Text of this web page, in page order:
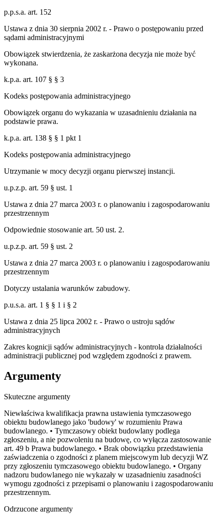
p.p.s.a. art. 152
Ustawa z dnia 30 sierpnia 2002 r. - Prawo o postępowaniu przed
sądami administracyjnymi
Obowiązek stwierdzenia, że zaskarżona decyzja nie może być
wykonana.
k.p.a. art. 107 § § 3
Kodeks postępowania administracyjnego
Obowiązek organu do wykazania w uzasadnieniu działania na
podstawie prawa.
k.p.a. art. 138 § § 1 pkt 1
Kodeks postępowania administracyjnego
Utrzymanie w mocy decyzji organu pierwszej instancji.
u.p.z.p. art. 59 § ust. 1
Ustawa z dnia 27 marca 2003 r. o planowaniu i zagospodarowaniu
przestrzennym
Odpowiednie stosowanie art. 50 ust. 2.
u.p.z.p. art. 59 § ust. 2
Ustawa z dnia 27 marca 2003 r. o planowaniu i zagospodarowaniu
przestrzennym
Dotyczy ustalania warunków zabudowy.
p.u.s.a. art. 1 § § 1 i § 2
Ustawa z dnia 25 lipca 2002 r. - Prawo o ustroju sądów
administracyjnych
Zakres kognicji sądów administracyjnych - kontrola działalności
administracji publicznej pod względem zgodności z prawem.
Argumenty
Skuteczne argumenty
Niewłaściwa kwalifikacja prawna ustawienia tymczasowego
obiektu budowlanego jako 'budowy' w rozumieniu Prawa
budowlanego. • Tymczasowy obiekt budowlany podlega
zgłoszeniu, a nie pozwoleniu na budowę, co wyłącza zastosowanie
art. 49 b Prawa budowlanego. • Brak obowiązku przedstawienia
zaświadczenia o zgodności z planem miejscowym lub decyzji WZ
przy zgłoszeniu tymczasowego obiektu budowlanego. • Organy
nadzoru budowlanego nie wykazały w uzasadnieniu zasadności
wymogu zgodności z przepisami o planowaniu i zagospodarowaniu
przestrzennym.
Odrzucone argumenty